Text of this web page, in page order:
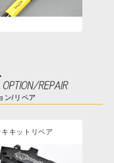
ン/リペア
キットリペア